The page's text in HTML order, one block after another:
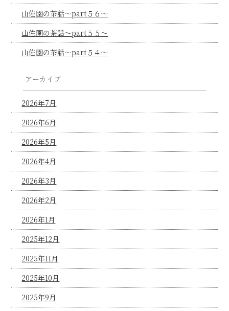
山佐園の茶話～part５６～
山佐園の茶話～part５５～
山佐園の茶話～part５４～
アーカイブ
2026年7月
2026年6月
2026年5月
2026年4月
2026年3月
2026年2月
2026年1月
2025年12月
2025年11月
2025年10月
2025年9月